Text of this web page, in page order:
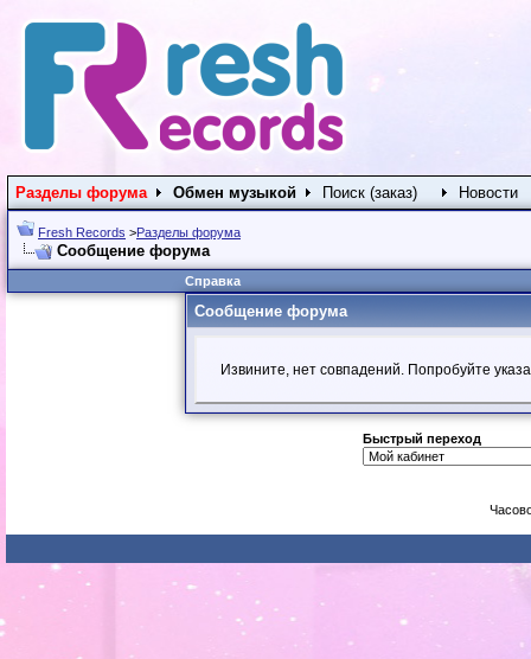
Разделы форума Обмен музыкой Поиск (заказ) Новости
Fresh Records >Разделы форума
Сообщение форума
Справка
Сообщение форума
Извините, нет совпадений. Попробуйте
Быстрый переход